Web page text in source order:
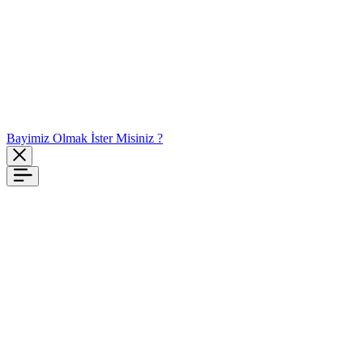
Bayimiz Olmak İster Misiniz ?